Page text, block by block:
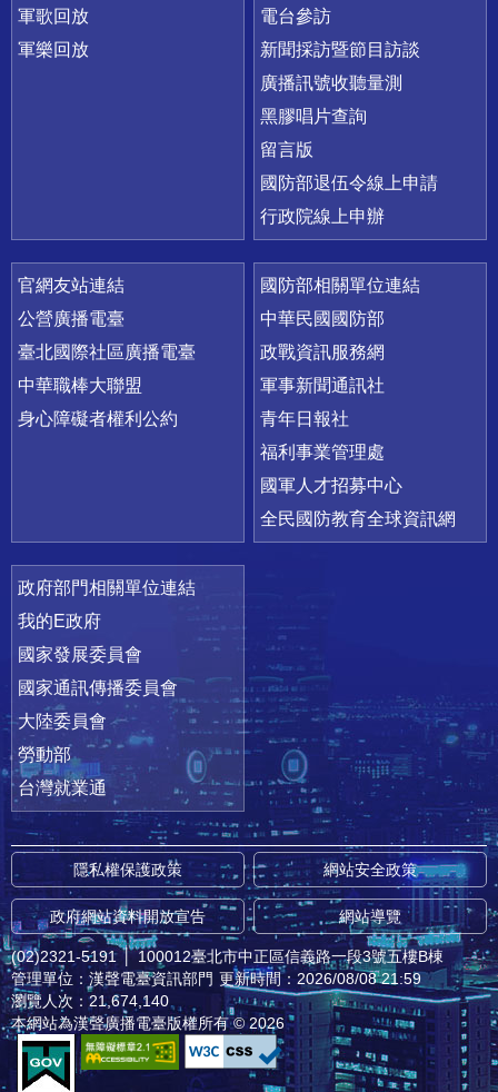
軍歌回放
軍樂回放
電台參訪
新聞採訪暨節目訪談
廣播訊號收聽量測
黑膠唱片查詢
留言版
國防部退伍令線上申請
行政院線上申辦
官網友站連結
公營廣播電臺
臺北國際社區廣播電臺
中華職棒大聯盟
身心障礙者權利公約
國防部相關單位連結
中華民國國防部
政戰資訊服務網
軍事新聞通訊社
青年日報社
福利事業管理處
國軍人才招募中心
全民國防教育全球資訊網
政府部門相關單位連結
我的E政府
國家發展委員會
國家通訊傳播委員會
大陸委員會
勞動部
台灣就業通
隱私權保護政策 網站安全政策
政府網站資料開放宣告 網站導覽
(02)2321-5191 │ 100012臺北市中正區信義路一段3號五樓B棟
管理單位：漢聲電臺資訊部門 更新時間：2026/08/08 21:59
瀏覽人次：21,674,140
本網站為漢聲廣播電臺版權所有 © 2026